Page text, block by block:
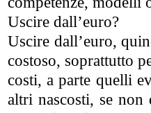
Uscire dall’euro?
Uscire dall’euro,
costoso, soprattutto
costi, a parte quelli
altri nascosti, se